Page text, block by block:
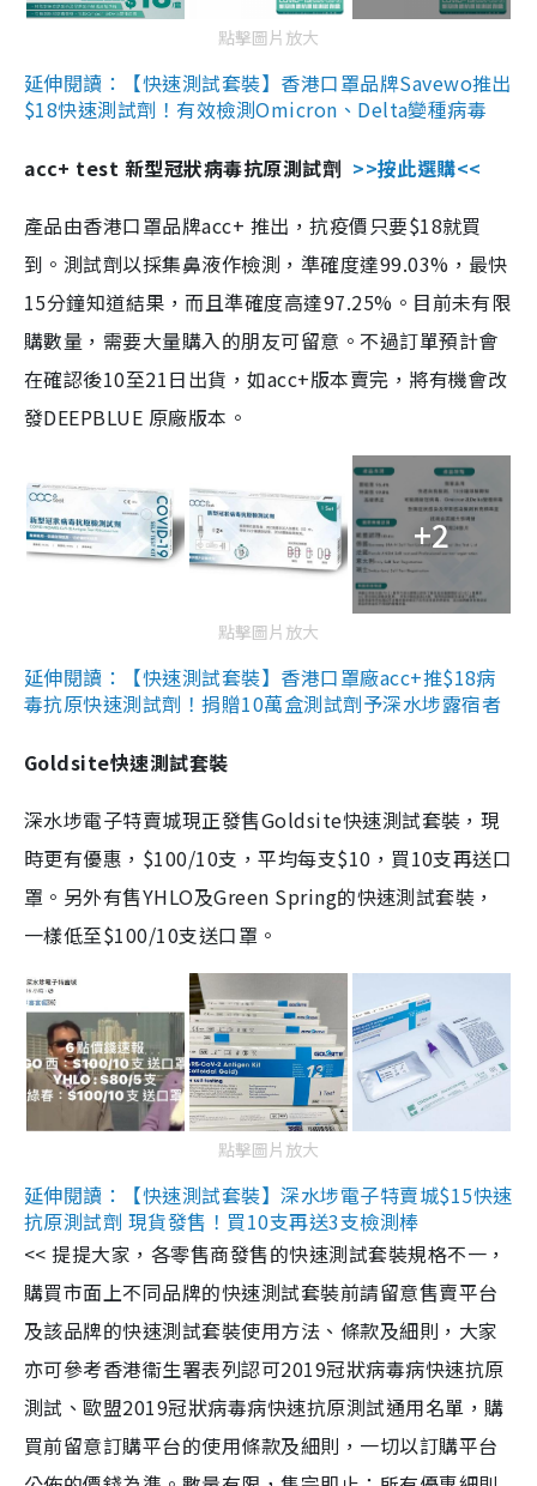
點擊圖片放大
延伸閱讀：【快速測試套裝】香港口罩品牌Savewo推出
$18快速測試劑！有效檢測Omicron、Delta變種病毒
acc+ test 新型冠狀病毒抗原測試劑 >>按此選購<<
產品由香港口罩品牌acc+ 推出，抗疫價只要$18就買
到。測試劑以採集鼻液作檢測，準確度達99.03%，最快
15分鐘知道結果，而且準確度高達97.25%。目前未有限
購數量，需要大量購入的朋友可留意。不過訂單預計會
在確認後10至21日出貨，如acc+版本賣完，將有機會改
發DEEPBLUE 原廠版本。
+2
點擊圖片放大
延伸閱讀：【快速測試套裝】香港口罩廠acc+推$18病
毒抗原快速測試劑！捐贈10萬盒測試劑予深水埗露宿者
Goldsite快速測試套裝
深水埗電子特賣城現正發售Goldsite快速測試套裝，現
時更有優惠，$100/10支，平均每支$10，買10支再送口
罩。另外有售YHLO及Green Spring的快速測試套裝，
一樣低至$100/10支送口罩。
點擊圖片放大
延伸閱讀：【快速測試套裝】深水埗電子特賣城$15快速
抗原測試劑 現貨發售！買10支再送3支檢測棒
<< 提提大家，各零售商發售的快速測試套裝規格不一，
購買市面上不同品牌的快速測試套裝前請留意售賣平台
及該品牌的快速測試套裝使用方法、條款及細則，大家
亦可參考香港衞生署表列認可2019冠狀病毒病快速抗原
測試、歐盟2019冠狀病毒病快速抗原測試通用名單，購
買前留意訂購平台的使用條款及細則，一切以訂購平台